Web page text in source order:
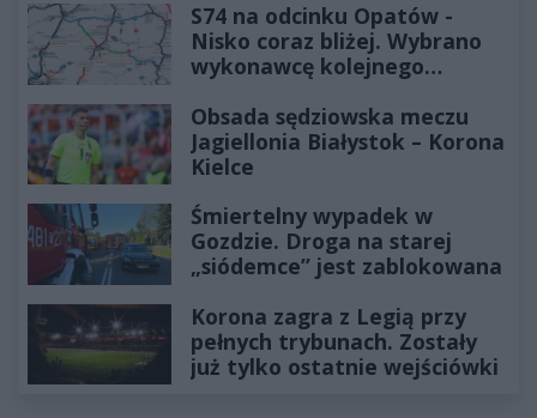
S74 na odcinku Opatów -
Nisko coraz bliżej. Wybrano
wykonawcę kolejnego
Obsada sędziowska meczu
Jagiellonia Białystok – Korona
Kielce
Śmiertelny wypadek w
Gozdzie. Droga na starej
„siódemce” jest zablokowana
Korona zagra z Legią przy
pełnych trybunach. Zostały
już tylko ostatnie wejściówki